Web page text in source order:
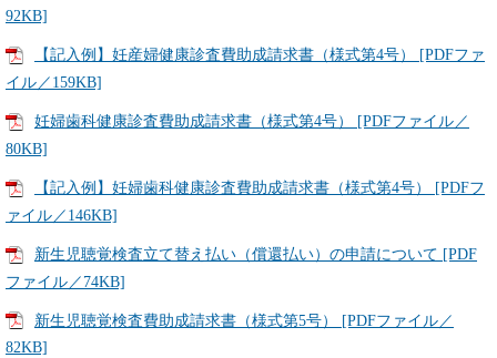
92KB]
【記入例】妊産婦健康診査費助成請求書（様式第4号） [PDFファ
イル／159KB]
妊婦歯科健康診査費助成請求書（様式第4号） [PDFファイル／
80KB]
【記入例】妊婦歯科健康診査費助成請求書（様式第4号） [PDFフ
ァイル／146KB]
新生児聴覚検査立て替え払い（償還払い）の申請について [PDF
ファイル／74KB]
新生児聴覚検査費助成請求書（様式第5号） [PDFファイル／
82KB]